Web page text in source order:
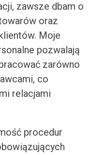
zawsze dbam o
oraz
Moje
pozwalają
zarówno
co
relacjami
procedur